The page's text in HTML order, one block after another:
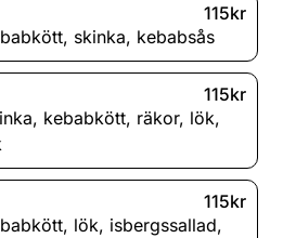
115kr
, skinka, kebabsås
115kr
, kebabkött, räkor, lök,
115kr
, lök, isbergssallad,